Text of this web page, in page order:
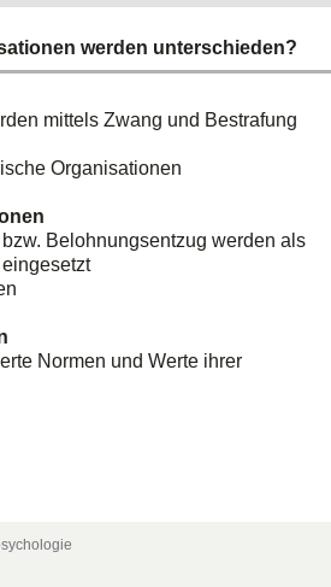
werden unterschieden?
mittels Zwang und Bestrafung
Organisationen
Belohnungsentzug werden als
Normen und Werte ihrer